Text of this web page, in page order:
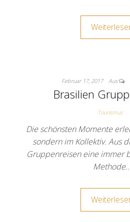
Februar 17, 2017 Aus
Brasilien
Tourismus
Die schönsten Momente
sondern im Kollektiv. Aus
Gruppenreisen eine immer